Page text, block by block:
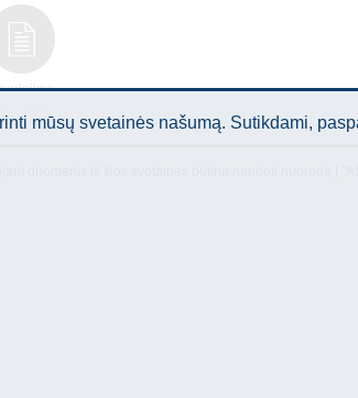
mūsų svetainės našumą. Sutikdami,